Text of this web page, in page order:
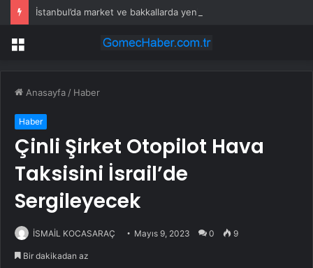
Menü
Anasayfa / Haber
Haber
Çinli Şirket Otopilot Hava
Taksisini İsrail’de
Sergileyecek
İSMAİL KOCASARAÇ Mayıs 9, 2023 0 9
Bir dakikadan az